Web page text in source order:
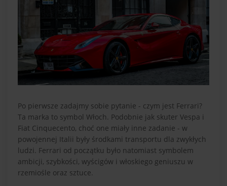
Po pierwsze zadajmy sobie pytanie - czym jest Ferrari?
Ta marka to symbol Włoch. Podobnie jak skuter Vespa i
Fiat Cinquecento, choć one miały inne zadanie - w
powojennej Italii były środkami transportu dla zwykłych
ludzi. Ferrari od początku było natomiast symbolem
ambicji, szybkości, wyścigów i włoskiego geniuszu w
rzemiośle oraz sztuce.